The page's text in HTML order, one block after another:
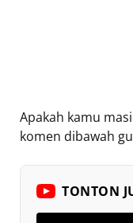
Apakah kamu
komen dibawah
TONTON